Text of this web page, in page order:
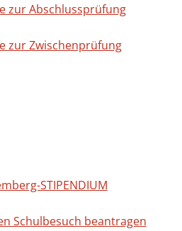
zur Abschlussprüfung
zur Zwischenprüfung
STIPENDIUM
Schulbesuch beantragen